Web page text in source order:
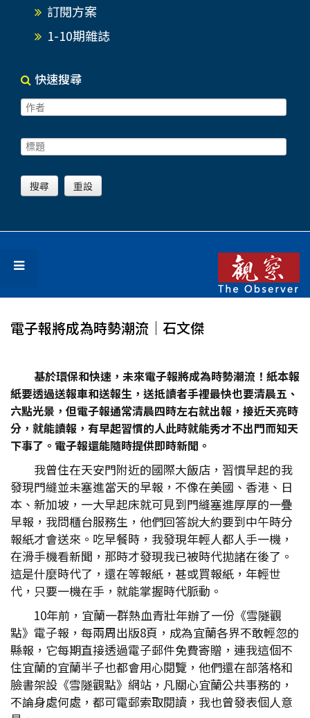
訂閱方案
1-10期雜誌
快速搜尋
電子報將成為時勢潮流│石文傑
基於環保和快速，未來電子報將成為時勢潮流！紙本報
紙要透過送報車和送報生，送抵讀者手裡最快也要清晨五、
六點光景，但電子報通常清晨四時左右就出報，接近天亮時
分，就能讀報，有早起習慣的人此時就能秀才不出門而知天
下事了。電子報還能隨時提供即時新聞。
我曾住在天安門附近的國際大飯店，習慣早起的我
發現門縫並未塞進當天的早報，不像在美國、香港、日
本、新加坡，一大早起床就可見到門縫塞進厚厚的一疊
早報，我問櫃台服務生，他們回答說大約要到中午時分
報紙才會送來。吃早餐時，我發現年輕人都人手一機，
在滑手機看新聞，那時才發現我已被時代拋諸在後了。
這是什麼時代了，還在等報紙，甚或買報紙，年輕世
代，只要一機在手，就能掌握時代脈動。
10年前，宜蘭一群熱血青壯年辦了一份《雪隧觀
點》電子報，每兩周出版8頁，成為宜蘭各界不敢輕忽的
縣報，它每期直接透過電子郵件免費寄贈，連我這個不
住宜蘭的宜蘭半子也都會用心閱覽，他們還在部落格和
臉書架設《雪隧觀點》網站，凡關心宜蘭公共事務的，
不論身處何處，都可電郵索取閱讀，我也曾發表個人意